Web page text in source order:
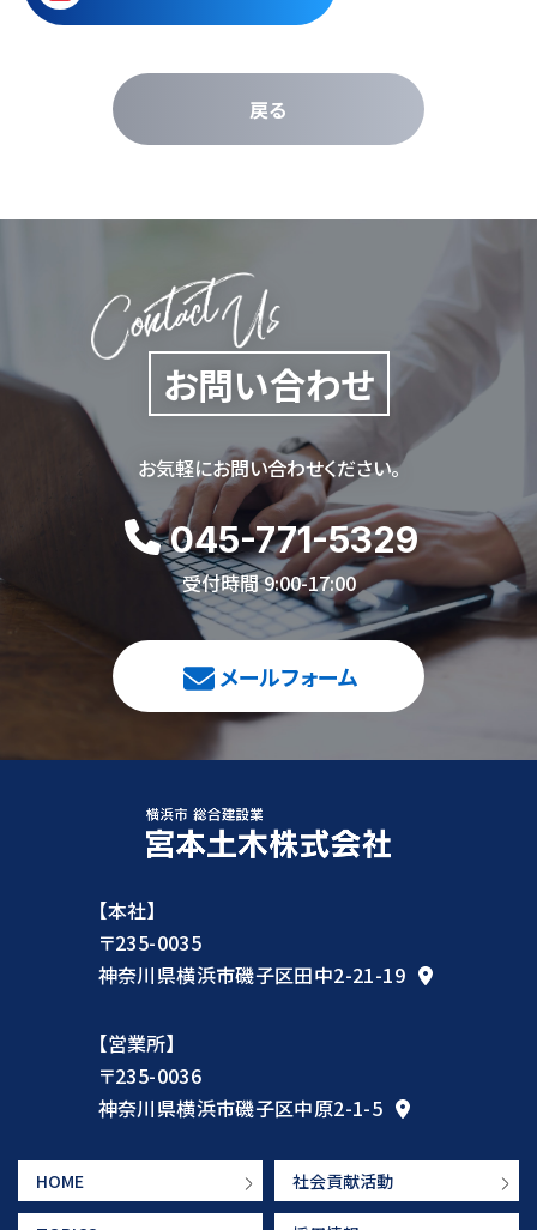
戻る
お問い合わせ
お気軽にお問い合わせください。
045-771-5329
受付時間 9:00-17:00
メールフォーム
【本社】
〒235-0035
神奈川県横浜市磯子区田中2-21-19
【営業所】
〒235-0036
神奈川県横浜市磯子区中原2-1-5
HOME 社会貢献活動